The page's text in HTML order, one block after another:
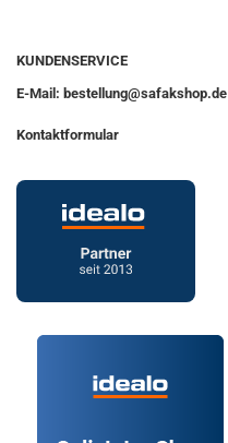
KUNDENSERVICE
E-Mail: bestellung@safakshop.de
Kontaktformular